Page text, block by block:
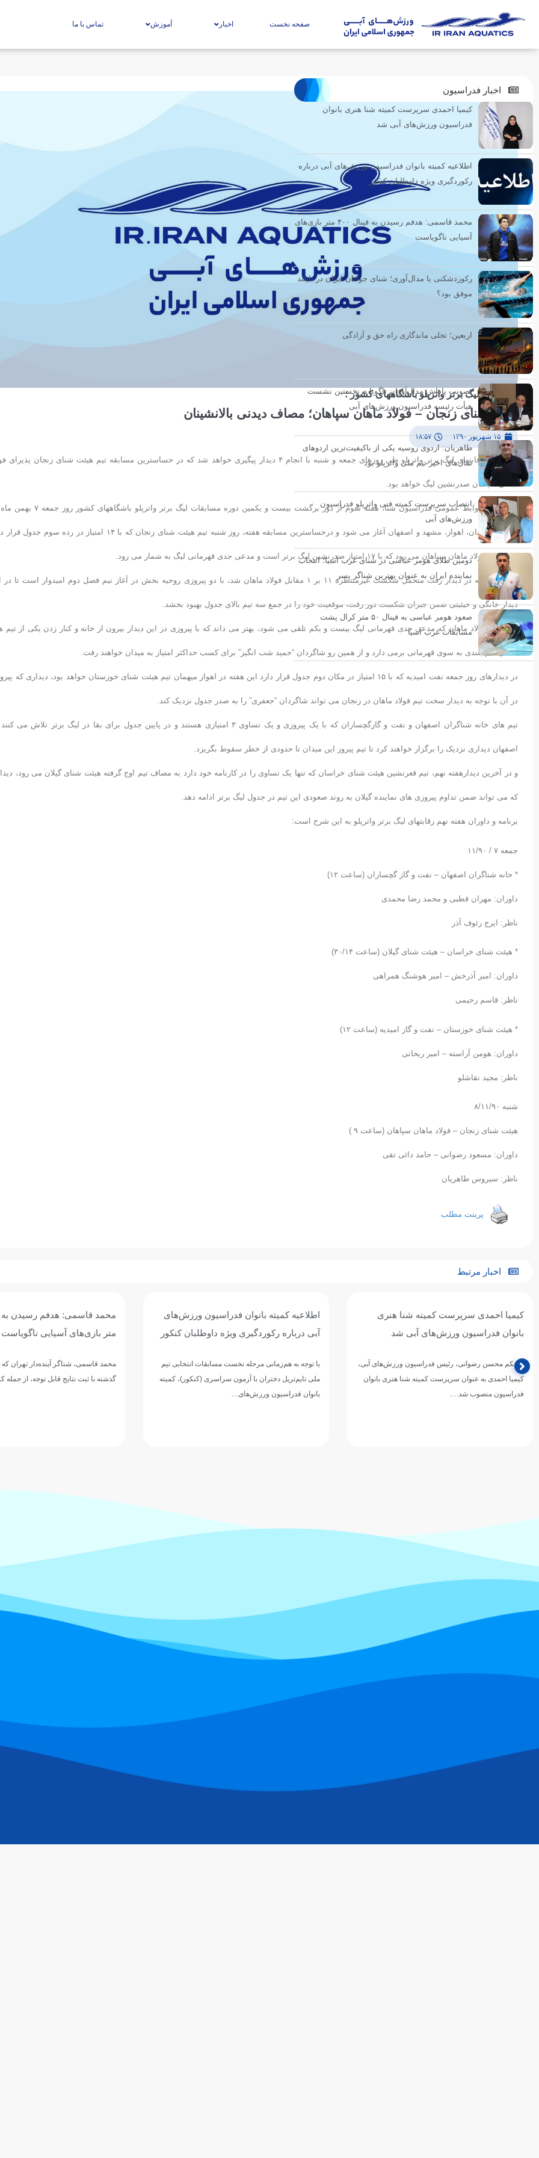
صفحه نخست اخبار آموزش تماس با ما
هفته دهم لیگ برتر واترپلو باشگاههای کشور ؛
هیئت شنای زنجان – فولاد ماهان سپاهان؛ مصاف دیدنی بالانشینان
۱۵ شهریور ۱۳۹۰ ۱۸:۵۷
هفته دهم رقابتهای لیگ برتر واترپلو طی روزهای جمعه و شنبه با انجام ۴ دیدار پیگیری خواهد شد که در حساسترین مسابقه تیم هیئت شنای زنجان پذیرای
ماهان سپاهان صدرنشین لیگ خواهد بود.
به گزارش روابط عمومی فدراسیون شنا، هفته سوم از دور برگشت بیست و یکمین دوره مسابقات لیگ برتر واترپلو
شهرهای زنجان، اهواز، مشهد و اصفهان آغاز می شود و درحساسترین مسابقه هفته، روز شنبه تیم هیئت شنای زنجان که با ١۴ امتیاز در رده سوم
به مصاف فولاد ماهان سپاهان می رود که با ١٧ امتیاز صدرنشین لیگ برتر است و مدعی جدی قهرمانی لیگ به شمار می رود.
تیم زنجان که در دیدار رفت متحمل شکست غیرمنتظره ١١ بر ١ مقابل فولاد ماهان شد، با دو پیروزی روحیه بخش در آغاز نیم فصل دوم امیدوار است تا
دیدار خانگی و حیثیتی ضمن جبران شکست دور رفت، موقعیت خود را در جمع سه تیم بالای جدول بهبود بخشد.
در مقابل فولاد ماهان که مدعی جدی قهرمانی لیگ بیست و یکم تلقی می شود، بهتر می داند که با پیروزی در این دیدار بیرون از خانه و کنار زدن یکی از تیم
مدعی گام بلندی به سوی قهرمانی برمی دارد و از همین رو شاگردان “حمید شب انگیز” برای کسب حداکثر امتیاز به میدان خواهند رفت.
در دیدارهای روز جمعه نفت امیدیه که با ١۵ امتیاز در مکان دوم جدول قرار دارد این هفته در اهواز میهمان تیم هیئت شنای خوزستان خواهد بود، دیداری که
در آن با توجه به دیدار سخت تیم فولاد ماهان در زنجان می تواند شاگردان “جعفری” را به صدر جدول نزدیک کند.
تیم های خانه شناگران اصفهان و نفت و گازگچساران که با یک پیروزی و یک تساوی ٣ امتیازی هستند و در پایین جدول برای بقا در لیگ برتر تلاش می
اصفهان دیداری نزدیک را برگزار خواهند کرد تا تیم پیروز این میدان تا حدودی از خطر سقوط بگریزد.
و در آخرین دیدارهفته نهم، تیم قعرنشین هیئت شنای خراسان که تنها یک تساوی را در کارنامه خود دارد به مصاف تیم اوج گرفته هیئت شنای گیلان می رود،
که می تواند ضمن تداوم پیروزی های نماینده گیلان به روند صعودی این تیم در جدول لیگ برتر ادامه دهد.
برنامه و داوران هفته نهم رقابتهای لیگ برتر واترپلو به این شرح است:
جمعه ٧ / ١١/٩۰
* خانه شناگران اصفهان – نفت و گاز گچساران (ساعت ١٢)
داوران: مهران قطبی و محمد رضا محمدی
ناظر: ایرج رئوف آذر
* هیئت شنای خراسان – هیئت شنای گیلان (ساعت ٣۰/١۴)
داوران: امیر آذرخش – امیر هوشنگ همراهی
ناظر: قاسم رحیمی
* هیئت شنای خوزستان – نفت و گاز امیدیه (ساعت ١٢)
داوران: هومن آراسته – امیر ریحانی
ناظر: مجید نقاشلو
شنبه ٨/١١/٩۰
هیئت شنای زنجان – فولاد ماهان سپاهان (ساعت ٩ )
داوران: مسعود رضوانی – حامد دائی تقی
ناظر: سیروس طاهریان
پرینت مطلب
اخبار فدراسیون
کیمیا احمدی سرپرست کمیته شنا هنری بانوان
فدراسیون ورزش‌های آبی شد
اطلاعیه کمیته بانوان فدراسیون ورزش‌های آبی درباره
رکوردگیری ویژه داوطلبان کنکور
محمد قاسمی: هدفم رسیدن به فینال ۴۰۰ متر بازی‌های
آسیایی ناگویاست
رکوردشکنی یا مدال‌آوری؛ شنای جوانان ایران در تایلند
موفق بود؟
اربعین؛ تجلی ماندگاری راه حق و آزادگی
تصویب پاداش مدال‌آوران ناگویا درنخستین نشست
هیأت رئیسه فدراسیون ورزش‌های آبی
طاهریان: اردوی روسیه یکی از باکیفیت‌ترین اردوهای
سال‌های اخیر تیم ملی واترپلو بود
انتصاب سرپرست کمیته فنی واترپلو فدراسیون
ورزش‌های آبی
دومین طلای هومر عباسی در شنای غرب آسیا؛ انتخاب
نماینده ایران به عنوان بهترین شناگر پسر
صعود هومر عباسی به فینال ۵۰ متر کرال پشت
مسابقات غرب آسیا
اخبار مرتبط
اطلاعیه کمیته بانوان فدراسیون ورزش‌های
آبی درباره رکوردگیری ویژه داوطلبان کنکور
با توجه به هم‌زمانی مرحله نخست مسابقات انتخابی تیم
ملی تایم‌تریل دختران با آزمون سراسری (کنکور)، کمیته
بانوان فدراسیون ورزش‌های…
محمد قاسمی: هدفم رسیدن به فینال ۴۰۰
متر بازی‌های آسیایی ناگویاست
محمد قاسمی، شناگر آینده‌دار تهران که در یک سال
گذشته با ثبت نتایج قابل توجه، از جمله کسب دو مدال…
رکوردشکنی یا مدال‌آوری؛ شنای
در تایلند موفق بود؟
مربی تیم ملی شنای ایران عملکرد